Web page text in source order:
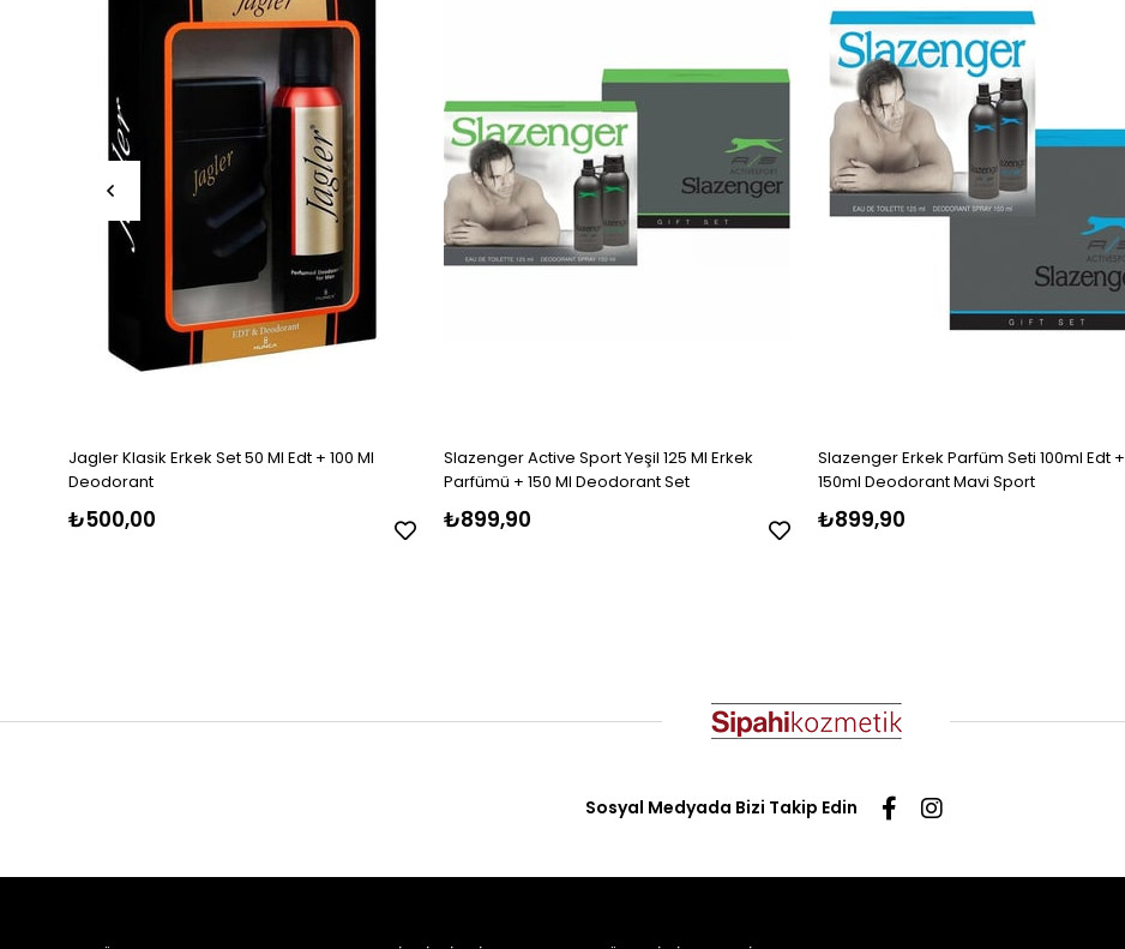
Jagler Klasik Erkek Set 50 Ml Edt + 100 Ml
Deodorant
₺500,00
Slazenger Active Sport Yeşil 125 Ml Erkek
Parfümü + 150 Ml Deodorant Set
₺899,90
Slazenger Erkek Parfüm Seti 100ml Edt +
150ml Deodorant Mavi Sport
₺899,90
Sosyal Medyada Bizi Takip Edin